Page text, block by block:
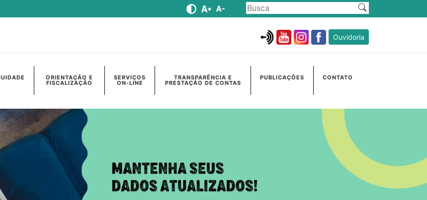
Ouvidoria
ORIENTAÇÃO E
FISCALIZAÇÃO
SERVIÇOS
ON-LINE
TRANSPARÊNCIA E
PRESTAÇÃO DE CONTAS
PUBLICAÇÕES CONTATO